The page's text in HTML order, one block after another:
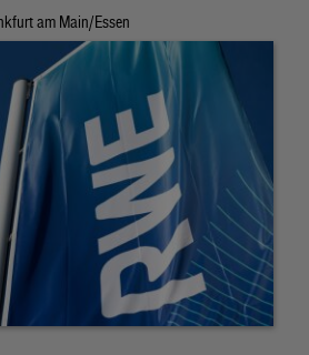
am Main/Essen